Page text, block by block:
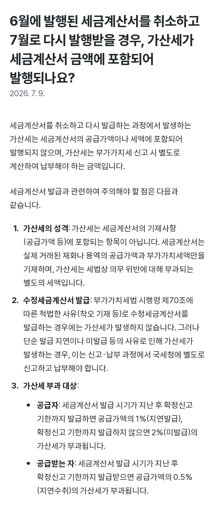
6월에 발행된 세금계산서를 취소하고
7월로 다시 발행받을 경우, 가산세가
세금계산서 금액에 포함되어
발행되나요?
2026. 7. 9.
세금계산서를 취소하고 다시 발급하는 과정에서 발생하는
가산세는 세금계산서의 공급가액이나 세액에 포함되어
발행되지 않으며, 가산세는 부가가치세 신고 시 별도로
계산하여 납부해야 하는 금액입니다.
세금계산서 발급과 관련하여 주의해야 할 점은 다음과
같습니다.
가산세의 성격: 가산세는 세금계산서의 기재사항
(공급가액 등)에 포함되는 항목이 아닙니다. 세금계산서는
실제 거래된 재화나 용역의 공급가액과 부가가치세액만을
기재하며, 가산세는 세법상 의무 위반에 대해 부과되는
별도의 세액입니다.
수정세금계산서 발급: 부가가치세법 시행령 제70조에
따른 적법한 사유(착오 기재 등)로 수정세금계산서를
발급하는 경우에는 가산세가 발생하지 않습니다. 그러나
단순 발급 지연이나 미발급 등의 사유로 인해 가산세가
발생하는 경우, 이는 신고·납부 과정에서 국세청에 별도로
신고하고 납부해야 합니다.
가산세 부과 대상:
공급자: 세금계산서 발급 시기가 지난 후 확정신고
기한까지 발급하면 공급가액의 1%(지연발급),
확정신고 기한까지 발급하지 않으면 2%(미발급)의
가산세가 부과됩니다.
공급받는 자: 세금계산서 발급 시기가 지난 후
확정신고 기한까지 발급받으면 공급가액의 0.5%
(지연수취)의 가산세가 부과됩니다.